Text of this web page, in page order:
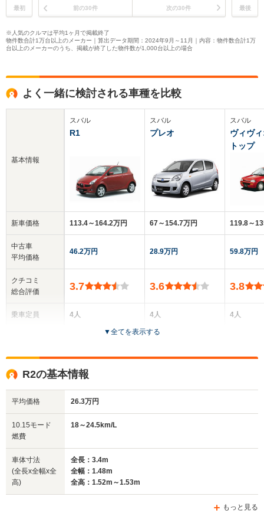
最初 前の30件 次の30件 最後
※人気のクルマは平均1ヶ月で掲載終了
物件数合計1万台以上のメーカー｜算出データ期間：2024年9月～11月｜内容：物件数合計1万
台以上のメーカーのうち、掲載が終了した物件数が1,000台以上の場合
よく一緒に検討される車種を比較
基本情報
新車価格
中古車
平均価格
クチコミ
総合評価
乗車定員
サイズ
(全長x全幅x全高)
スバル
R1
113.4～164.2万円
46.2万円
3.7
4人
全幅
1.48m
スバル
プレオ
67～154.7万円
28.9万円
3.6
4人
3～5ドア
スバル
ヴィヴ
トップ
119.8～
59.8万円
3.8
4人
▼全てを表示する
R2の基本情報
平均価格 26.3万円
10.15モード
燃費
18～24.5km/L
車体寸法
(全長x全幅x全
高)
全長：3.4m
全幅：1.48m
全高：1.52m～1.53m
もっと見る